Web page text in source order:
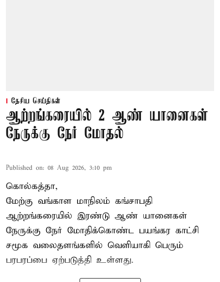
தேசிய செய்திகள்
ஆற்றங்கரையில் 2 ஆண் யானைகள்
நேருக்கு நேர் மோதல்
Published on: 08 Aug 2026, 3:10 pm
கொல்கத்தா,
மேற்கு வங்காள மாநிலம் கங்சாபதி
ஆற்றங்கரையில் இரண்டு ஆண் யானைகள்
நேருக்கு நேர் மோதிக்கொண்ட பயங்கர காட்சி
சமூக வலைதளங்களில் வெளியாகி பெரும்
பரபரப்பை ஏற்படுத்தி உள்ளது.